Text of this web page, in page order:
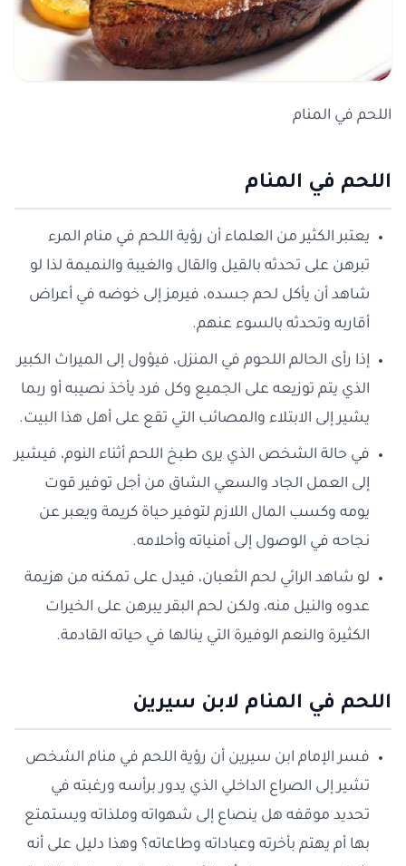
اللحم في المنام
اللحم في المنام
يعتبر الكثير من العلماء أن رؤية اللحم في منام المرء
تبرهن على تحدثه بالقيل والقال والغيبة والنميمة لذا لو
شاهد أن يأكل لحم جسده، فيرمز إلى خوضه في أعراض
أقاربه وتحدثه بالسوء عنهم.
إذا رأى الحالم اللحوم في المنزل، فيؤول إلى الميراث الكبير
الذي يتم توزيعه على الجميع وكل فرد يأخذ نصيبه أو ربما
يشير إلى الابتلاء والمصائب التي تقع على أهل هذا البيت.
في حالة الشخص الذي يرى طبخ اللحم أثناء النوم، فيشير
إلى العمل الجاد والسعي الشاق من أجل توفير قوت
يومه وكسب المال اللازم لتوفير حياة كريمة ويعبر عن
نجاحه في الوصول إلى أمنياته وأحلامه.
لو شاهد الرائي لحم الثعبان، فيدل على تمكنه من هزيمة
عدوه والنيل منه، ولكن لحم البقر يبرهن على الخيرات
الكثيرة والنعم الوفيرة التي ينالها في حياته القادمة.
اللحم في المنام لابن سيرين
فسر الإمام ابن سيرين أن رؤية اللحم في منام الشخص
تشير إلى الصراع الداخلي الذي يدور برأسه ورغبته في
تحديد موقفه هل ينصاع إلى شهواته وملذاته ويستمتع
بها أم يهتم بأخرته وعباداته وطاعاته؟ وهذا دليل على أنه